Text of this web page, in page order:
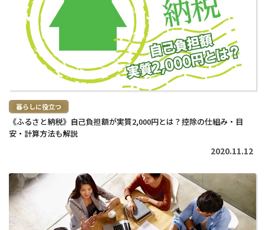
暮らしに役立つ
《ふるさと納税》自己負担額が実質2,000円とは？控除の仕組み・目
安・計算方法も解説
2020.11.12
続
き
を
読